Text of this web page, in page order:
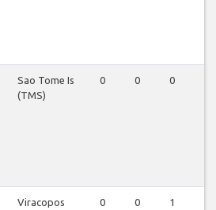
Sao Tome Is
(TMS)
0 0 0
Viracopos 0 0 1